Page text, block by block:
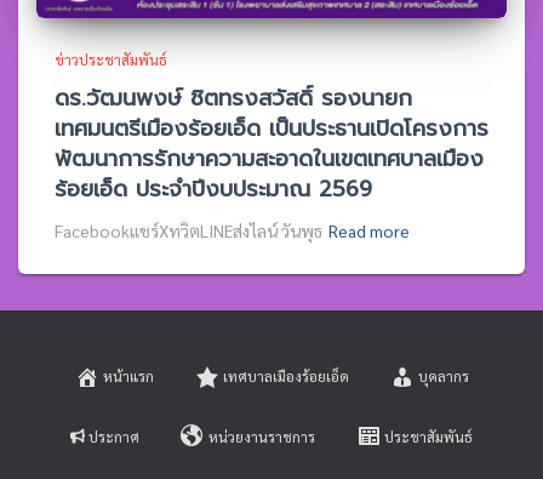
ข่าวประชาสัมพันธ์
ดร.วัฒนพงษ์ ชิตทรงสวัสดิ์ รองนายก
เทศมนตรีเมืองร้อยเอ็ด เป็นประธานเปิดโครงการ
พัฒนาการรักษาความสะอาดในเขตเทศบาลเมือง
ร้อยเอ็ด ประจำปีงบประมาณ 2569
Facebookแชร์XทวิตLINEส่งไลน์ วันพุธ Read more
หน้าแรก เทศบาลเมืองร้อยเอ็ด บุคลากร
ประกาศ หน่วยงานราชการ ประชาสัมพันธ์